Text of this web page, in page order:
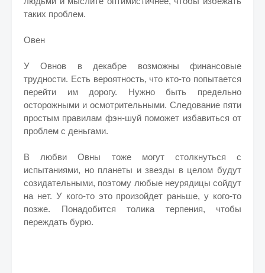
таких проблем.
Овен
У Овнов в декабре возможны финансовые
трудности. Есть вероятность, что кто-то попытается
перейти им дорогу. Нужно быть предельно
осторожными и осмотрительными. Следование пяти
простым правилам фэн-шуй поможет избавиться от
проблем с деньгами.
В любви Овны тоже могут столкнуться с
испытаниями, но планеты и звезды в целом будут
созидательными, поэтому любые неурядицы сойдут
на нет. У кого-то это произойдет раньше, у кого-то
позже. Понадобится толика терпения, чтобы
переждать бурю.